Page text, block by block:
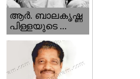
ആര്‍. ബാലകൃഷ്ണ
പിള്ളയുടെ ...